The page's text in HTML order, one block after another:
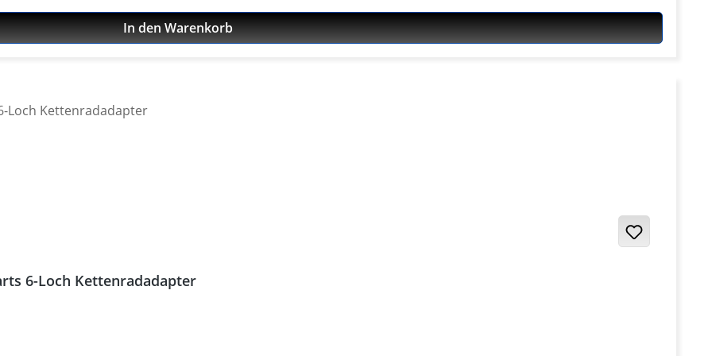
In den Warenkorb
6-Loch Kettenradadapter